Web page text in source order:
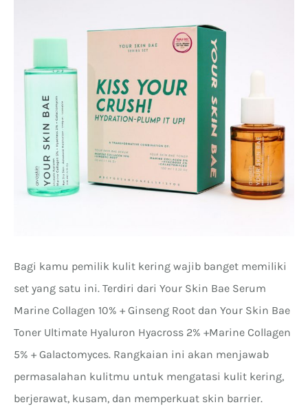
Bagi kamu pemilik kulit kering wajib banget memiliki
set yang satu ini. Terdiri dari Your Skin Bae Serum
Marine Collagen 10% + Ginseng Root dan Your Skin Bae
Toner Ultimate Hyaluron Hyacross 2% +Marine Collagen
5% + Galactomyces. Rangkaian ini akan menjawab
permasalahan kulitmu untuk mengatasi kulit kering,
berjerawat, kusam, dan memperkuat skin barrier.